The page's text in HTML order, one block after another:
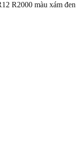
R2000 màu xám đen